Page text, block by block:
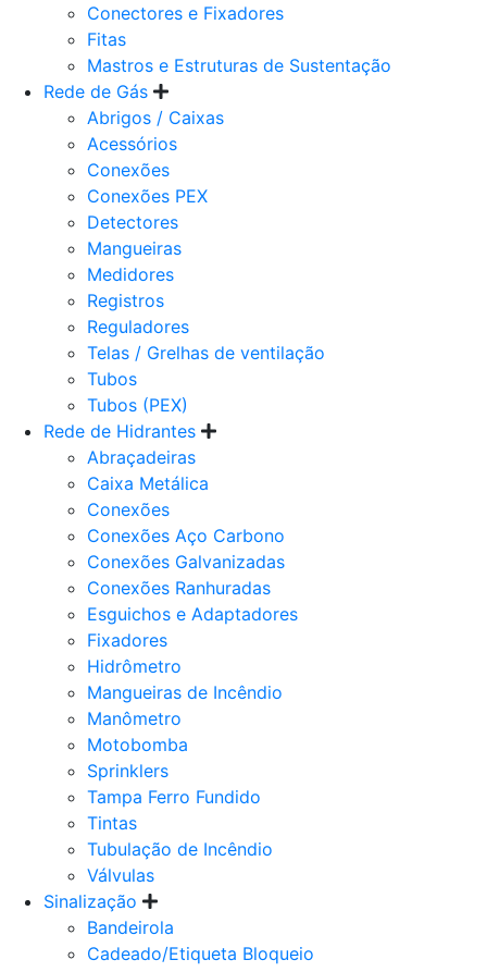
Conectores e Fixadores
Fitas
Mastros e Estruturas de Sustentação
Rede de Gás
Abrigos / Caixas
Acessórios
Conexões
Conexões PEX
Detectores
Mangueiras
Medidores
Registros
Reguladores
Telas / Grelhas de ventilação
Tubos
Tubos (PEX)
Rede de Hidrantes
Abraçadeiras
Caixa Metálica
Conexões
Conexões Aço Carbono
Conexões Galvanizadas
Conexões Ranhuradas
Esguichos e Adaptadores
Fixadores
Hidrômetro
Mangueiras de Incêndio
Manômetro
Motobomba
Sprinklers
Tampa Ferro Fundido
Tintas
Tubulação de Incêndio
Válvulas
Sinalização
Bandeirola
Cadeado/Etiqueta Bloqueio